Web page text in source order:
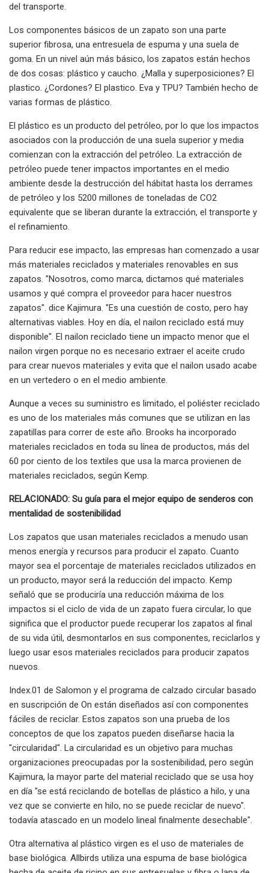
del transporte.
Los componentes básicos de un zapato son una parte
superior fibrosa, una entresuela de espuma y una suela de
goma. En un nivel aún más básico, los zapatos están hechos
de dos cosas: plástico y caucho. ¿Malla y superposiciones? El
plastico. ¿Cordones? El plastico. Eva y TPU? También hecho de
varias formas de plástico.
El plástico es un producto del petróleo, por lo que los impactos
asociados con la producción de una suela superior y media
comienzan con la extracción del petróleo. La extracción de
petróleo puede tener impactos importantes en el medio
ambiente desde la destrucción del hábitat hasta los derrames
de petróleo y los 5200 millones de toneladas de CO2
equivalente que se liberan durante la extracción, el transporte y
el refinamiento.
Para reducir ese impacto, las empresas han comenzado a usar
más materiales reciclados y materiales renovables en sus
zapatos. "Nosotros, como marca, dictamos qué materiales
usamos y qué compra el proveedor para hacer nuestros
zapatos". dice Kajimura. "Es una cuestión de costo, pero hay
alternativas viables. Hoy en día, el nailon reciclado está muy
disponible". El nailon reciclado tiene un impacto menor que el
nailon virgen porque no es necesario extraer el aceite crudo
para crear nuevos materiales y evita que el nailon usado acabe
en un vertedero o en el medio ambiente.
Aunque a veces su suministro es limitado, el poliéster reciclado
es uno de los materiales más comunes que se utilizan en las
zapatillas para correr de este año. Brooks ha incorporado
materiales reciclados en toda su línea de productos, más del
60 por ciento de los textiles que usa la marca provienen de
materiales reciclados, según Kemp.
RELACIONADO: Su guía para el mejor equipo de senderos con
mentalidad de sostenibilidad
Los zapatos que usan materiales reciclados a menudo usan
menos energía y recursos para producir el zapato. Cuanto
mayor sea el porcentaje de materiales reciclados utilizados en
un producto, mayor será la reducción del impacto. Kemp
señaló que se produciría una reducción máxima de los
impactos si el ciclo de vida de un zapato fuera circular, lo que
significa que el productor puede recuperar los zapatos al final
de su vida útil, desmontarlos en sus componentes, reciclarlos y
luego usar esos materiales reciclados para producir zapatos
nuevos.
Index.01 de Salomon y el programa de calzado circular basado
en suscripción de On están diseñados así con componentes
fáciles de reciclar. Estos zapatos son una prueba de los
conceptos de que los zapatos pueden diseñarse hacia la
"circularidad". La circularidad es un objetivo para muchas
organizaciones preocupadas por la sostenibilidad, pero según
Kajimura, la mayor parte del material reciclado que se usa hoy
en día "se está reciclando de botellas de plástico a hilo, y una
vez que se convierte en hilo, no se puede reciclar de nuevo".
todavía atascado en un modelo lineal finalmente desechable".
Otra alternativa al plástico virgen es el uso de materiales de
base biológica. Allbirds utiliza una espuma de base biológica